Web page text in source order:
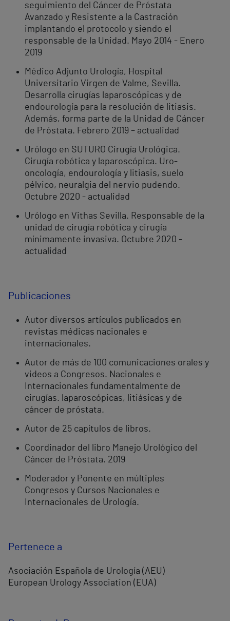
seguimiento del Cáncer de Próstata
Avanzado y Resistente a la Castración
implantando el protocolo y siendo el
responsable de la Unidad. Mayo 2014 - Enero
2019
Médico Adjunto Urología, Hospital
Universitario Virgen de Valme, Sevilla.
Desarrolla cirugías laparoscópicas y de
endourología para la resolución de litiasis.
Además, forma parte de la Unidad de Cáncer
de Próstata. Febrero 2019 – actualidad
Urólogo en SUTURO Cirugía Urológica.
Cirugía robótica y laparoscópica. Uro-
oncología, endourología y litiasis, suelo
pélvico, neuralgia del nervio pudendo.
Octubre 2020 - actualidad
Urólogo en Vithas Sevilla. Responsable de la
unidad de cirugía robótica y cirugía
mínimamente invasiva. Octubre 2020 -
actualidad
Publicaciones
Autor diversos artículos publicados en
revistas médicas nacionales e
internacionales.
Autor de más de 100 comunicaciones orales y
videos a Congresos. Nacionales e
Internacionales fundamentalmente de
cirugías. laparoscópicas, litiásicas y de
cáncer de próstata.
Autor de 25 capítulos de libros.
Coordinador del libro Manejo Urológico del
Cáncer de Próstata. 2019
Moderador y Ponente en múltiples
Congresos y Cursos Nacionales e
Internacionales de Urología.
Pertenece a
Asociación Española de Urología (AEU)
European Urology Association (EUA)